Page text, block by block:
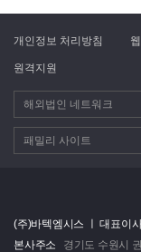
개인정보 처리방침
원격지원
해외법인 네트워크
패밀리 사이트
(주)바텍엠시스 ㅣ대표이
본사주소
경기도 수원시